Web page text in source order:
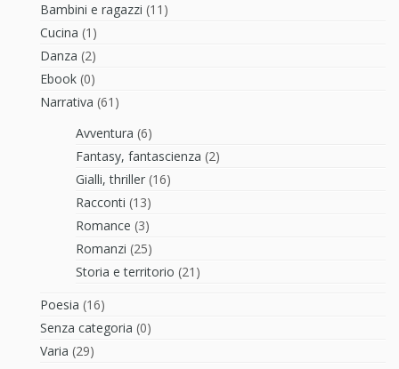
Bambini e ragazzi (11)
Cucina (1)
Danza (2)
Ebook (0)
Narrativa (61)
Avventura (6)
Fantasy, fantascienza (2)
Gialli, thriller (16)
Racconti (13)
Romance (3)
Romanzi (25)
Storia e territorio (21)
Poesia (16)
Senza categoria (0)
Varia (29)